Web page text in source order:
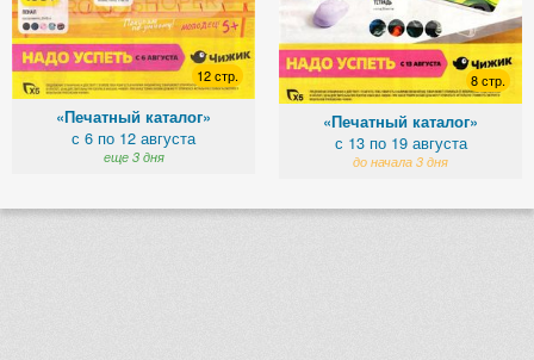
12 стр.
«Печатный каталог»
с 6 по 12 августа
еще 3 дня
8 стр.
«Печатный каталог»
с 13 по 19 августа
до начала 3 дня